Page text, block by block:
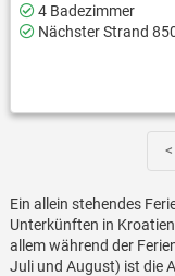
4 Badezimmer
Nächster Strand
Ein allein stehendes
Unterkünften in
allem während der
Juli und August) ist die